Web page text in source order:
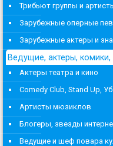
Трибьют группы и
Зарубежные оперные
Зарубежные актеры и
Ведущие, актеры,
Актеры театра и кино
Comedy Club, Stand Up,
Артисты мюзиклов
Блогеры, звезды
Ведущие и шеф повара